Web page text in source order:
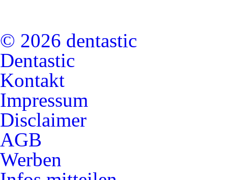
© 2026 dentastic
Dentastic
Kontakt
Impressum
Disclaimer
AGB
Werben